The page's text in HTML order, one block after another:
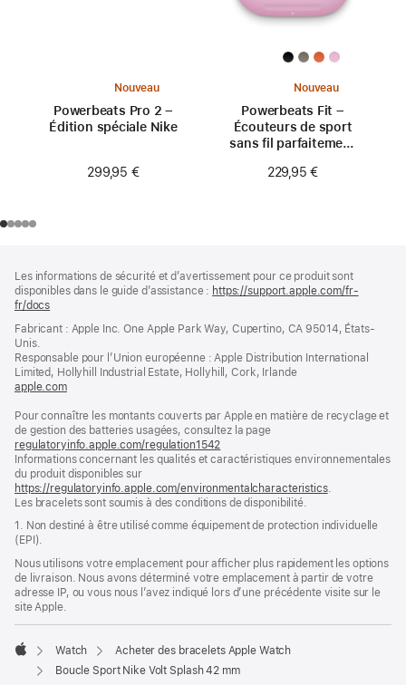
Nouveau
Powerbeats Pro 2 –
Édition spéciale Nike
299,95 €
Nouveau
Powerbeats Fit –
Écouteurs de sport
sans fil parfaitement
229,95 €
de
page
de
bas
page
Les informations de sécurité et d’avertissement pour ce produit sont
disponibles dans le guide d’assistance : https://support.apple.com/fr-
fr/docs
une
fenêtre)
Fabricant : Apple Inc. One Apple Park Way, Cupertino, CA 95014, États-
Unis.
Responsable pour l’Union européenne : Apple Distribution International
Limited, Hollyhill Industrial Estate, Hollyhill, Cork, Irlande
apple.com(s’ouvre
une
nouvelle
fenêtre)
Pour connaître les montants couverts par Apple en matière de recyclage et
de gestion des batteries usagées, consultez la page
regulatoryinfo.apple.com/regulation1542
dans
nouvelle
fenêtre)
Informations concernant les qualités et caractéristiques environnementales
du produit disponibles sur
https://regulatoryinfo.apple.com/environmentalcharacteristics.
Les bracelets sont soumis à des conditions de disponibilité.
1. Non destiné à être utilisé comme équipement de protection individuelle
(EPI).
Nous utilisons votre emplacement pour afficher plus rapidement les options
de livraison. Nous avons déterminé votre emplacement à partir de votre
adresse IP, ou vous nous l’avez indiqué lors d’une précédente visite sur le
site Apple.
Apple
Watch
Acheter des bracelets Apple Watch
Boucle Sport Nike Volt Splash 42 mm